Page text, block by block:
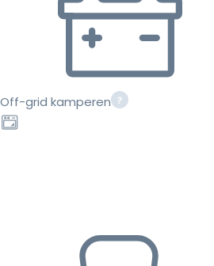
Off-grid kamperen